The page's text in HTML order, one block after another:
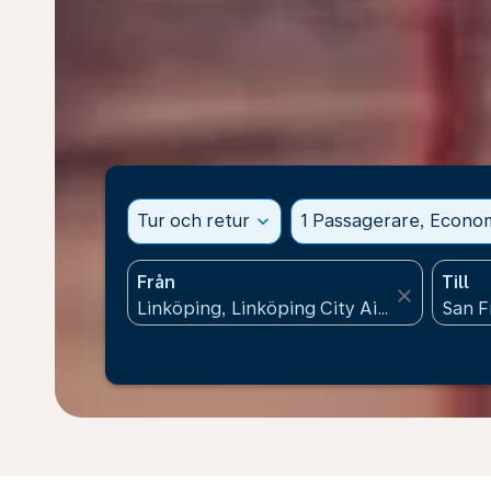
Tur och retur expand_more 1 Passagerare,
Från
close
Till